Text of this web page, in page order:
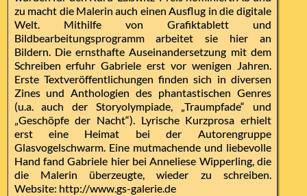
zu macht die Malerin auch einen Ausflug in die digitale
Welt. Mithilfe von Grafiktablett und
Bildbearbeitungsprogramm arbeitet sie hier an
Bildern. Die ernsthafte Auseinandersetzung mit dem
Schreiben erfuhr Gabriele erst vor wenigen Jahren.
Erste Textveröffentlichungen finden sich in diversen
Zines und Anthologien des phantastischen Genres
(u.a. auch der Storyolympiade, „Traumpfade“ und
„Geschöpfe der Nacht“). Lyrische Kurzprosa erhielt
erst eine Heimat bei der Autorengruppe
Glasvogelschwarm. Eine mutmachende und liebevolle
Hand fand Gabriele hier bei Anneliese Wipperling, die
die Malerin überzeugte, wieder zu schreiben.
Website: http://www.gs-galerie.de